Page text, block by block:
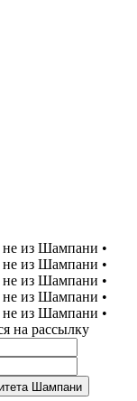
не из Шампани •
не из Шампани •
не из Шампани •
не из Шампани •
не из Шампани •
на рассылку
Шампани